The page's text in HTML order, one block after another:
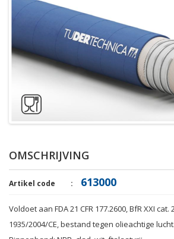
OMSCHRIJVING
Artikel code 613000
Voldoet aan FDA 21 CFR 177.2600, BfR XXI cat.
1935/2004/CE, bestand tegen olieachtige lucht.